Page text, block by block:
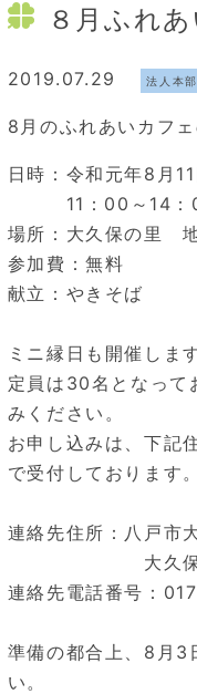
８月ふれ
2019.07.29 法人本部
8月のふれあいカフ
日時：令和元年8月11
11：00～14：
場所：大久保の里
参加費：無料
献立：やきそば
ミニ縁日も開催しま
定員は30名となって
みください。
お申し込みは、下記
で受付しております。
連絡先住所：八戸市
大久保の里
連絡先電話番号：
準備の都合上、8月3
い。